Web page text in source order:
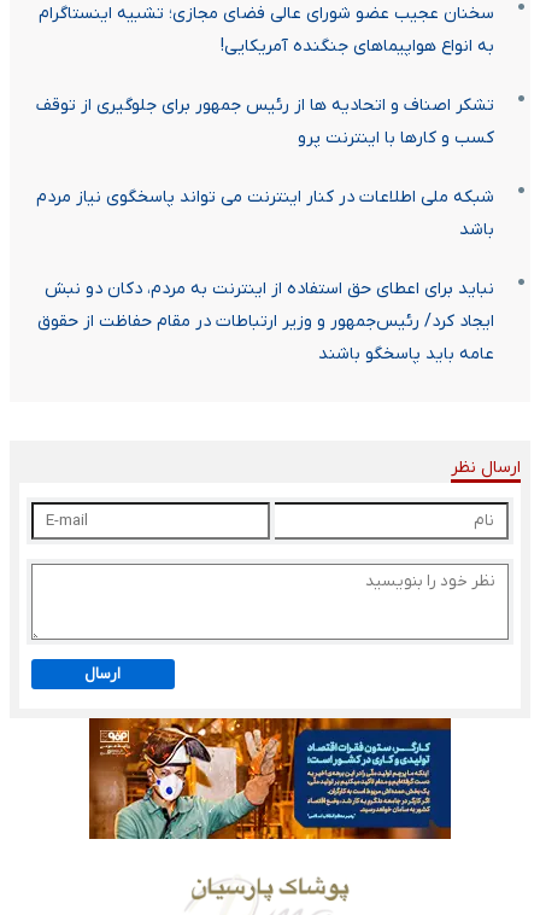
سخنان عجیب عضو شورای عالی فضای مجازی؛ تشبیه اینستاگرام
به انواع هواپیماهای جنگنده آمریکایی!
تشکر اصناف و اتحادیه ها از رئیس جمهور برای جلوگیری از توقف
کسب و کارها با اینترنت پرو
شبکه ملی اطلاعات در کنار اینترنت می تواند پاسخگوی نیاز مردم
باشد
نباید برای اعطای حق استفاده از اینترنت به مردم، دکان دو نبش
ایجاد کرد/ رئیس‌جمهور و وزیر ارتباطات در مقام حفاظت از حقوق
عامه باید پاسخگو باشند
ارسال نظر
ارسال